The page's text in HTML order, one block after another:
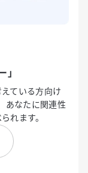
」
ている方向け
あなたに関連性
れます。